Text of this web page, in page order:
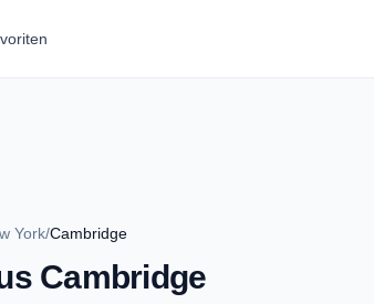
York/Cambridge
Cambridge